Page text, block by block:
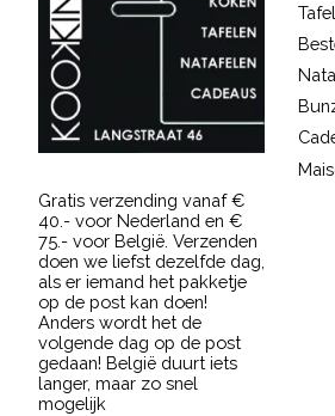
Gratis verzending vanaf €
40.- voor Nederland en €
75.- voor België. Verzenden
doen we liefst dezelfde dag,
als er iemand het pakketje
op de post kan doen!
Anders wordt het de
volgende dag op de post
gedaan! België duurt iets
langer, maar zo snel
mogelijk